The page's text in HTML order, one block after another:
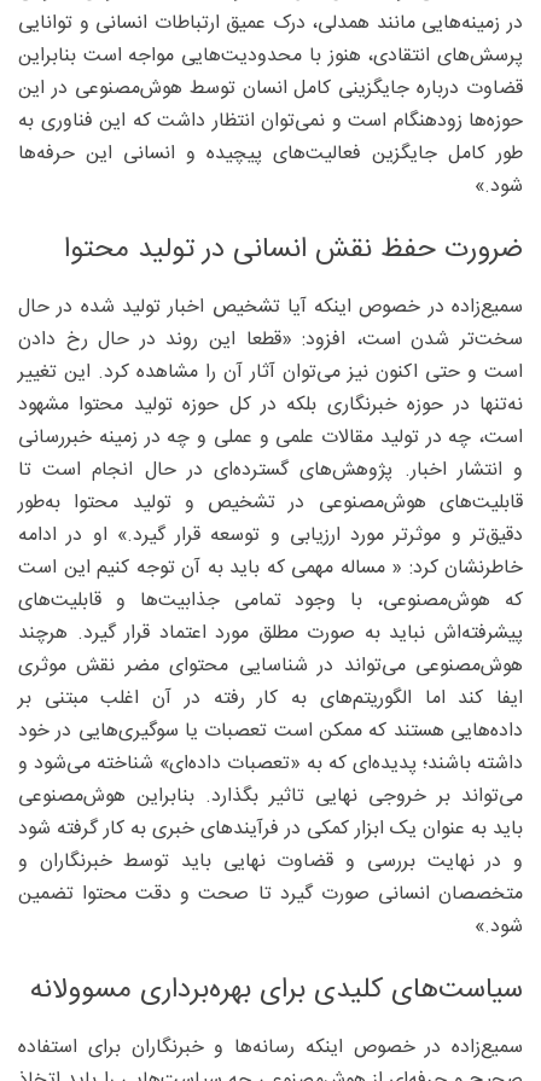
در زمینه‌هایی مانند همدلی، درک عمیق ارتباطات انسانی و توانایی
پرسش‌های انتقادی، هنوز با محدودیت‌هایی مواجه است بنابراین
قضاوت درباره جایگزینی کامل انسان توسط هوش‌مصنوعی در این
حوزه‌ها زودهنگام است و نمی‌توان انتظار داشت که این فناوری به
طور کامل جایگزین فعالیت‌های پیچیده و انسانی این حرفه‌ها
شود.»
ضرورت حفظ نقش انسانی در تولید محتوا
سمیع‌زاده در خصوص اینکه آیا تشخیص اخبار تولید شده در حال
سخت‌تر شدن است، افزود: «قطعا این روند در حال رخ دادن
است و حتی اکنون نیز می‌توان آثار آن را مشاهده کرد. این تغییر
نه‌تنها در حوزه خبرنگاری بلکه در کل حوزه تولید محتوا مشهود
است، چه در تولید مقالات علمی و عملی و چه در زمینه خبررسانی
و انتشار اخبار. پژوهش‌های گسترده‌ای در حال انجام است تا
قابلیت‌های هوش‌مصنوعی در تشخیص و تولید محتوا به‌طور
دقیق‌تر و موثرتر مورد ارزیابی و توسعه قرار گیرد.» او در ادامه
خاطرنشان کرد: « مساله مهمی که باید به آن توجه کنیم این است
که هوش‌مصنوعی، با وجود تمامی جذابیت‌ها و قابلیت‌های
پیشرفته‌اش نباید به صورت مطلق مورد اعتماد قرار گیرد. هرچند
هوش‌مصنوعی می‌تواند در شناسایی محتوای مضر نقش موثری
ایفا کند اما الگوریتم‌های به کار رفته در آن اغلب مبتنی بر
داده‌هایی هستند که ممکن است تعصبات یا سوگیری‌هایی در خود
داشته باشند؛ پدیده‌ای که به «تعصبات داده‌ای» شناخته می‌شود و
می‌تواند بر خروجی نهایی تاثیر بگذارد. بنابراین هوش‌مصنوعی
باید به عنوان یک ابزار کمکی در فرآیندهای خبری به کار گرفته شود
و در نهایت بررسی و قضاوت نهایی باید توسط خبرنگاران و
متخصصان انسانی صورت گیرد تا صحت و دقت محتوا تضمین
شود.»
سیاست‌های کلیدی برای بهره‌برداری مسوولانه
سمیع‌زاده در خصوص اینکه رسانه‌ها و خبرنگاران برای استفاده